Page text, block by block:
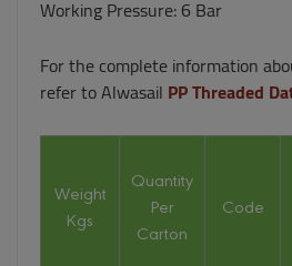
Working Pressure: 6 Bar
For the complete information
refer to Alwasail PP Threaded
Code
Quantity
Per
Carton
Weight
Kgs